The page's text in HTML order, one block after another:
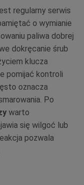
regularny serwis
o wymianie
paliwa dobrej
dokręcanie śrub
klucza
pomijać kontroli
oznacza
Po
warto
się wilgoć lub
pozwala